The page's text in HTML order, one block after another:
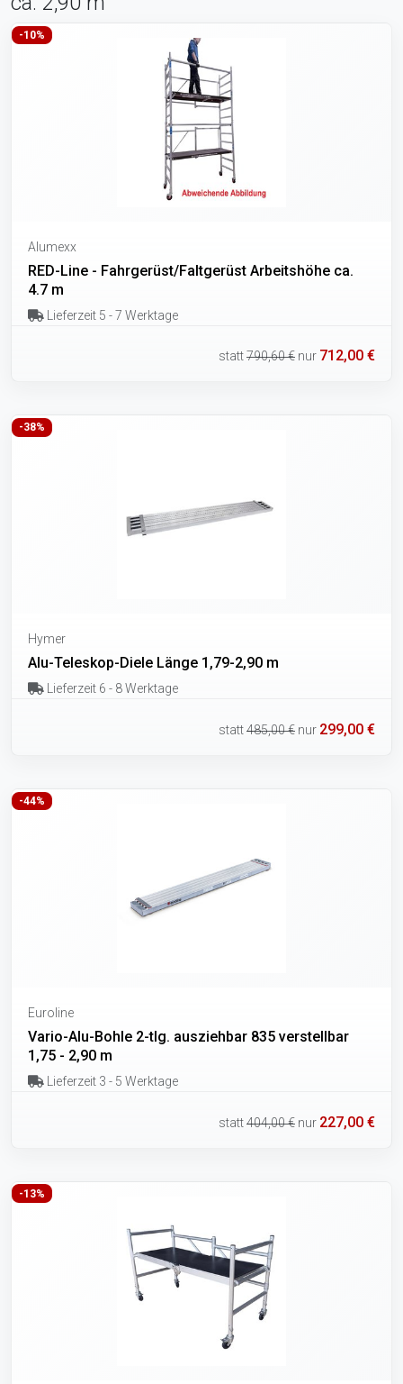
-10%
Alumexx
RED-Line - Fahrgerüst/Faltgerüst Arbeitshöhe ca.
4.7 m
Lieferzeit 5 - 7 Werktage
statt790,60 € nur 712,00 €
-38%
Hymer
Alu-Teleskop-Diele Länge 1,79-2,90 m
Lieferzeit 6 - 8 Werktage
statt485,00 € nur 299,00 €
-44%
Euroline
Vario-Alu-Bohle 2-tlg. ausziehbar 835 verstellbar
1,75 - 2,90 m
Lieferzeit 3 - 5 Werktage
statt404,00 € nur 227,00 €
-13%